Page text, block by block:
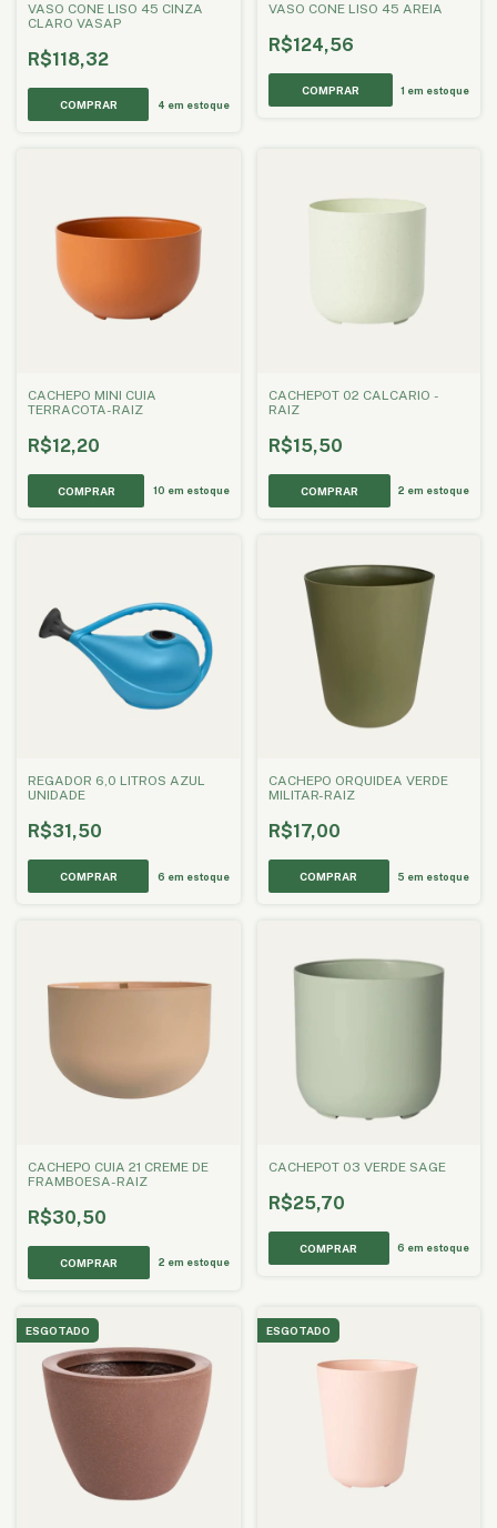
VASO CONE LISO 45 CINZA
CLARO VASAP
R$118,32
4 em estoque
VASO CONE LISO 45 AREIA
R$124,56
1 em estoque
CACHEPO MINI CUIA
TERRACOTA-RAIZ
R$12,20
10 em estoque
CACHEPOT 02 CALCARIO -
RAIZ
R$15,50
2 em estoque
REGADOR 6,0 LITROS AZUL
UNIDADE
R$31,50
6 em estoque
CACHEPO ORQUIDEA VERDE
MILITAR-RAIZ
R$17,00
5 em estoque
CACHEPO CUIA 21 CREME DE
FRAMBOESA-RAIZ
R$30,50
2 em estoque
CACHEPOT 03 VERDE SAGE
R$25,70
6 em estoque
ESGOTADO ESGOTADO